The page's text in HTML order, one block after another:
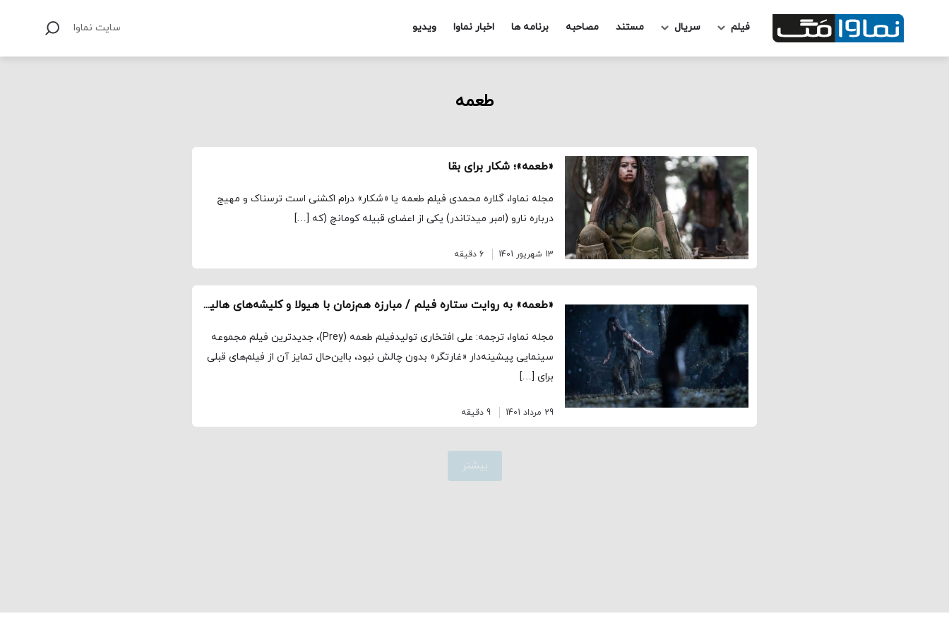
فیلم سریال مستند مصاحبه برنامه ها اخبار نماوا ویدیو سایت نماوا
طعمه
«طعمه»؛ شکار برای بقا
مجله نماوا، گلاره محمدی فیلم طعمه یا «شکار» درام اکشنی است ترسناک و مهیج
درباره نارو (امبر میدتاندر) یکی از اعضای قبیله کومانچ (که […]
13 شهریور 1401 6 دقیقه
«طعمه» به روایت ستاره فیلم / مبارزه هم‌زمان با هیولا و کلیشه‌های هالیوود
مجله نماوا، ترجمه: علی افتخاری تولیدفیلم طعمه (Prey)، جدیدترین فیلم مجموعه
سینمایی پیشینه‌دار «غارتگر» بدون چالش نبود، بااین‌حال تمایز آن از فیلم‌های قبلی
برای […]
29 مرداد 1401 9 دقیقه
بیشتر